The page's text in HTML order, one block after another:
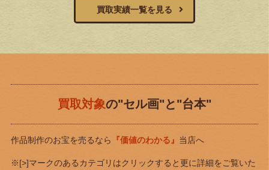
買取実績一覧を見る
買取対象の"セル画"と"台本"
作品制作のお宝を売るなら 『価値のわかる』 当店へ
※[>]マークのあるカテゴリはクリックすると更に詳細をご覧いた